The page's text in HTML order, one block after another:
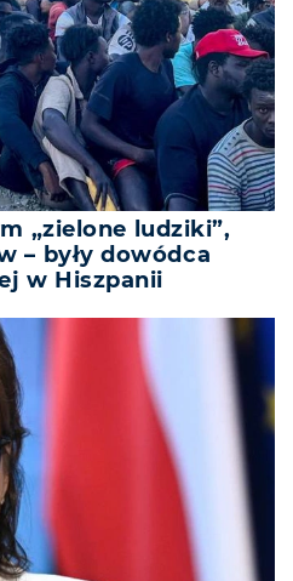
„zielone ludziki”,
– były dowódca
w Hiszpanii